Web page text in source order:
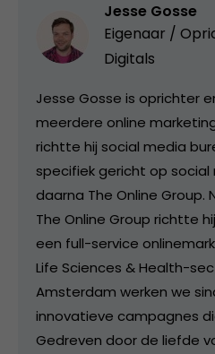
Jesse Gosse
Eigenaar /
Digitals
Jesse Gosse is oprichter
meerdere online
richtte hij social media
specifiek gericht op
daarna The Online Group.
The Online Group richtte
een full-service
Life Sciences & Health-
Amsterdam werken we
innovatieve campagnes
Gedreven door de liefde